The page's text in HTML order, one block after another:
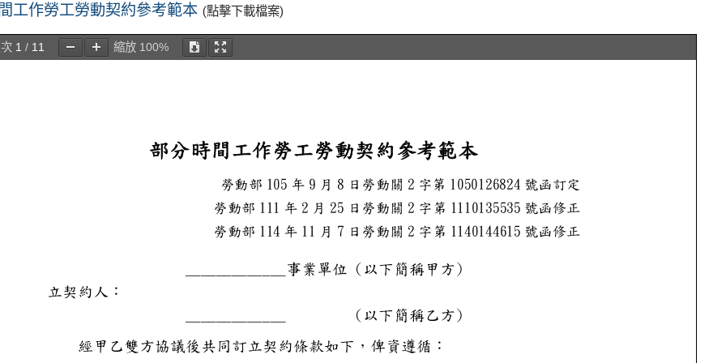
工作勞工勞動契約參考範本 (點擊下載檔案)
1 / 11 縮放 100%